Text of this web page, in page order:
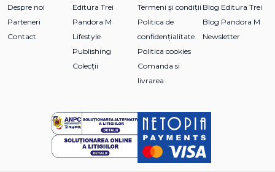
Despre noi
Parteneri
Contact
Editura Trei
Pandora M
Lifestyle
Publishing
Colecții
Termeni și condiții
Politica de
confidențialitate
Politica cookies
Comanda si
livrarea
Blog Editura Trei
Blog Pandora M
Newsletter